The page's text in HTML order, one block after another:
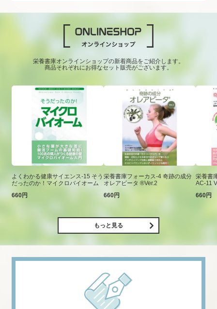
栄養書庫オンラインショップの新着商品をご紹介します。
商品それぞれにお得なセット販売がございます。
よくわかる健康サイエンス-15 そう
だったのか！マイクロバイオーム
660円
栄養書庫フォーカス-4 奇跡の成分
オレアビータ ®Ver.2
660円
栄養書
AC-11
660円
もっと見る